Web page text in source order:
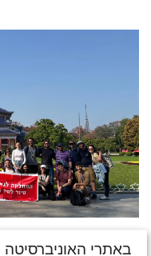
סיורים בארץ
באתרי